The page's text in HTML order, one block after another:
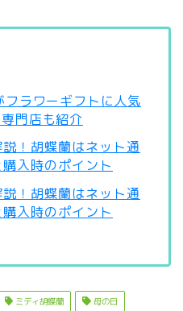
フラワーギフトに人気
門店も紹介
！胡蝶蘭はネット通
入時のポイント
！胡蝶蘭はネット通
入時のポイント
ミディ胡蝶蘭 母の日